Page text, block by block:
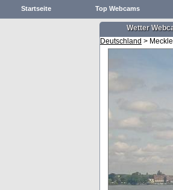
Startseite Top Webcams
Wetter
Deutschland >